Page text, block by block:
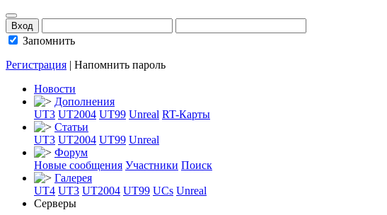
Запомнить
Регистрация | Напомнить пароль
Новости
Дополнения
UT3 UT2004 UT99 Unreal RT-Карты
Статьи
UT3 UT2004 UT99 Unreal
Форум
Новые сообщения Участники Поиск
Галерея
UT4 UT3 UT2004 UT99 UCs Unreal
Серверы